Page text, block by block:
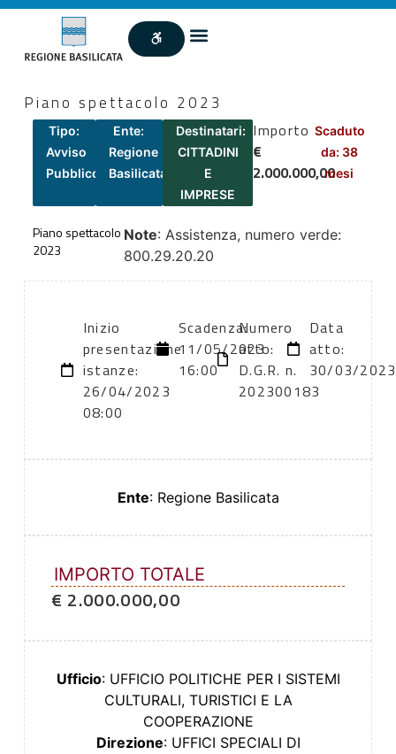
Piano spettacolo 2023
Tipo:
Avviso
Pubblico
Ente:
Regione
Basilicata
Destinatari:
CITTADINI
E
IMPRESE
Importo
€
2.000.000,00
Scaduto
da: 38
mesi
Piano spettacolo
2023
Note: Assistenza, numero verde:
800.29.20.20
Inizio
presentazione
istanze:
26/04/2023
08:00
Scadenza:
11/05/2023
16:00
Numero
atto:
D.G.R. n.
202300183
Data
atto:
30/03/2023
Ente: Regione Basilicata
IMPORTO TOTALE
€ 2.000.000,00
Ufficio: UFFICIO POLITICHE PER I SISTEMI
CULTURALI, TURISTICI E LA
COOPERAZIONE
Direzione: UFFICI SPECIALI DI